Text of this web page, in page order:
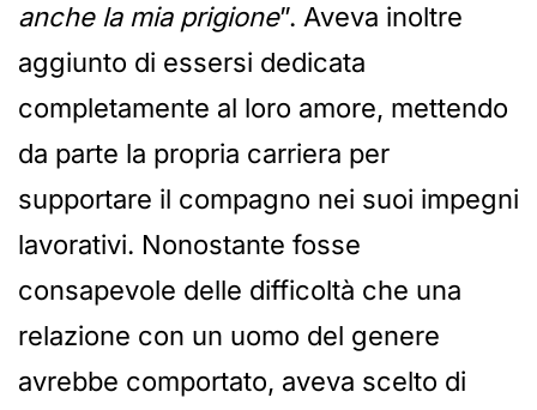
anche la mia prigione”. Aveva inoltre
aggiunto di essersi dedicata
completamente al loro amore, mettendo
da parte la propria carriera per
supportare il compagno nei suoi impegni
lavorativi. Nonostante fosse
consapevole delle difficoltà che una
relazione con un uomo del genere
avrebbe comportato, aveva scelto di